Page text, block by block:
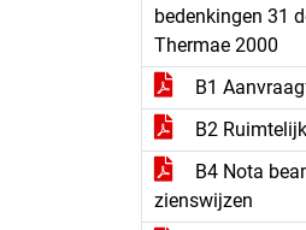
bedenkingen 31
Thermae 2000
B1
B2
B4 Nota
zienswijzen